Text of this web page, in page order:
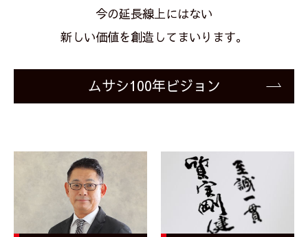
今の延長線上にはない
新しい価値を創造してまいります。
ムサシ100年ビジョン